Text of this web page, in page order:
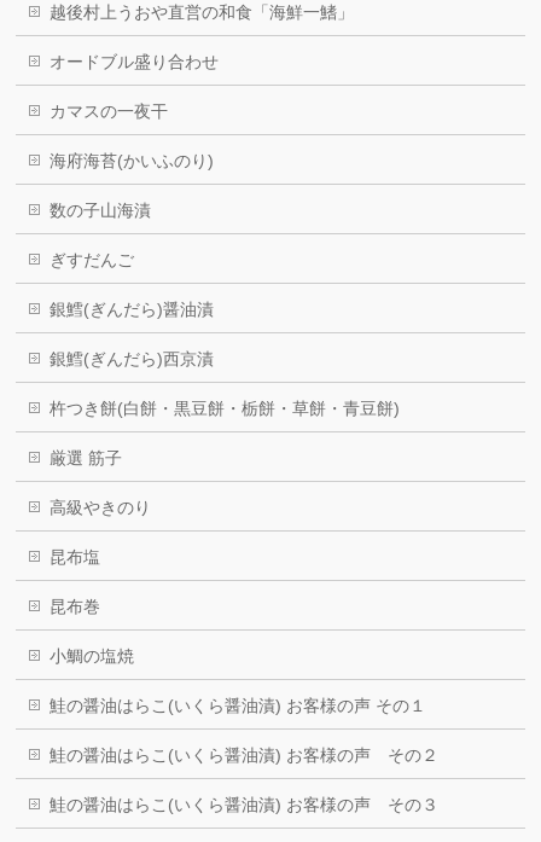
越後村上うおや直営の和食「海鮮一鰭」
オードブル盛り合わせ
カマスの一夜干
海府海苔(かいふのり)
数の子山海漬
ぎすだんご
銀鱈(ぎんだら)醤油漬
銀鱈(ぎんだら)西京漬
杵つき餅(白餅・黒豆餅・栃餅・草餅・青豆餅)
厳選 筋子
高級やきのり
昆布塩
昆布巻
小鯛の塩焼
鮭の醤油はらこ(いくら醤油漬) お客様の声 その１
鮭の醤油はらこ(いくら醤油漬) お客様の声 その２
鮭の醤油はらこ(いくら醤油漬) お客様の声 その３